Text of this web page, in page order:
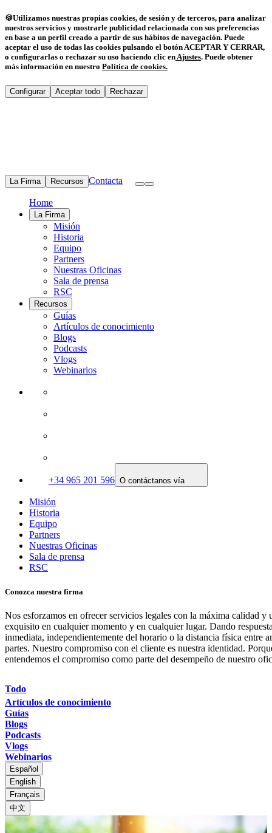
🍪Utilizamos nuestras propias cookies, de sesión y de terceros, para analizar
nuestros servicios y mostrarle publicidad relacionada con sus preferencias
en base a un perfil creado a partir de sus hábitos de navegación. Puede
aceptar el uso de todas las cookies pulsando el botón ACEPTAR Y CERRAR,
o configurarlas o rechazar su uso haciendo clic enAjustes. Puede obtener
más información en nuestro Política de cookies.
Configurar Aceptar todo Rechazar
La Firma Recursos Contacta
Home
La Firma
Misión
Historia
Equipo
Partners
Nuestras Oficinas
Sala de prensa
RSC
Recursos
Guías
Artículos de conocimiento
Blogs
Podcasts
Vlogs
Webinarios
+34 965 201 596 O contáctanos vía
Misión
Historia
Equipo
Partners
Nuestras Oficinas
Sala de prensa
RSC
Conozca nuestra firma
Nos esforzamos en ofrecer servicios legales con la máxima calidad y
exquisito en cualquier momento y en cualquier lugar. Dando
inmediata, independientemente del horario o la distancia física entre
partes. Nuestro compromiso con el cliente es nuestra identidad.
entendemos el compromiso como parte del desempeño de nuestro
Todo
Artículos de conocimiento
Guías
Blogs
Podcasts
Vlogs
Webinarios
Español
English
Français
中文